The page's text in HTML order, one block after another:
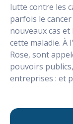
lutte contre les
parfois le
nouveaux cas
cette maladie. À
Rose, sont
pouvoirs
entreprises : et